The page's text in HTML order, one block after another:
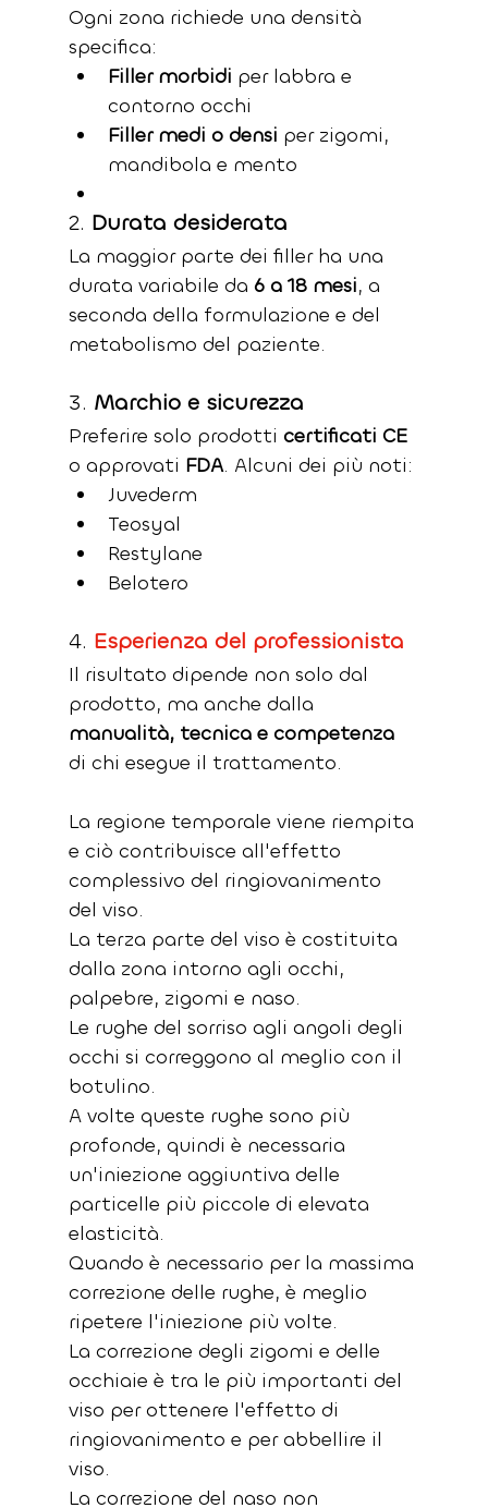
Ogni zona richiede una densità
specifica:
Filler morbidi per labbra e
contorno occhi
Filler medi o densi per zigomi,
mandibola e mento
2. Durata desiderata
La maggior parte dei filler ha una
durata variabile da 6 a 18 mesi, a
seconda della formulazione e del
metabolismo del paziente.
3. Marchio e sicurezza
Preferire solo prodotti certificati CE
o approvati FDA. Alcuni dei più noti:
Juvederm
Teosyal
Restylane
Belotero
4. Esperienza del professionista
Il risultato dipende non solo dal
prodotto, ma anche dalla
manualità, tecnica e competenza
di chi esegue il trattamento.
La regione temporale viene riempita
e ciò contribuisce all'effetto
complessivo del ringiovanimento
del viso.
La terza parte del viso è costituita
dalla zona intorno agli occhi,
palpebre, zigomi e naso.
Le rughe del sorriso agli angoli degli
occhi si correggono al meglio con il
botulino.
A volte queste rughe sono più
profonde, quindi è necessaria
un'iniezione aggiuntiva delle
particelle più piccole di elevata
elasticità.
Quando è necessario per la massima
correzione delle rughe, è meglio
ripetere l'iniezione più volte.
La correzione degli zigomi e delle
occhiaie è tra le più importanti del
viso per ottenere l'effetto di
ringiovanimento e per abbellire il
viso.
La correzione del naso non